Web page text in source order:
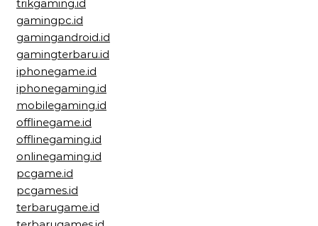
trikgaming.id
gamingpc.id
gamingandroid.id
gamingterbaru.id
iphonegame.id
iphonegaming.id
mobilegaming.id
offlinegame.id
offlinegaming.id
onlinegaming.id
pcgame.id
pcgames.id
terbarugame.id